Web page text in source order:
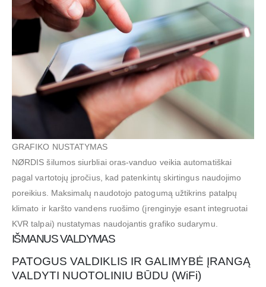
GRAFIKO NUSTATYMAS
NØRDIS šilumos siurbliai oras-vanduo veikia automatiškai
pagal vartotojų įpročius, kad patenkintų skirtingus naudojimo
poreikius. Maksimalų naudotojo patogumą užtikrins patalpų
klimato ir karšto vandens ruošimo (įrenginyje esant integruotai
KVR talpai) nustatymas naudojantis grafiko sudarymu.
IŠMANUS VALDYMAS
PATOGUS VALDIKLIS IR GALIMYBĖ ĮRANGĄ
VALDYTI NUOTOLINIU BŪDU (WiFi)